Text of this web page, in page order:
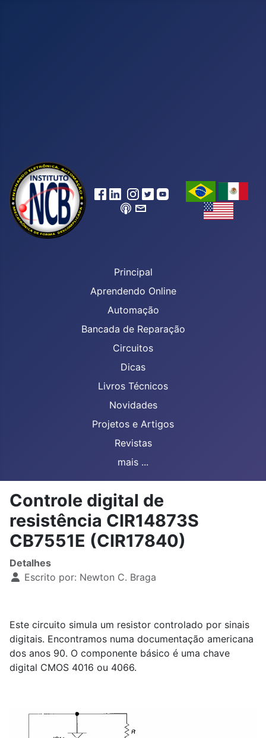
Principal
Aprendendo Online
Automação
Bancada de Reparação
Circuitos
Dicas
Livros Técnicos
Novidades
Projetos e Artigos
Revistas
mais ...
Controle digital de
resistência CIR14873S
CB7551E (CIR17840)
Detalhes
Escrito por: Newton C. Braga
Este circuito simula um resistor controlado por sinais
digitais. Encontramos numa documentação americana
dos anos 90. O componente básico é uma chave
digital CMOS 4016 ou 4066.